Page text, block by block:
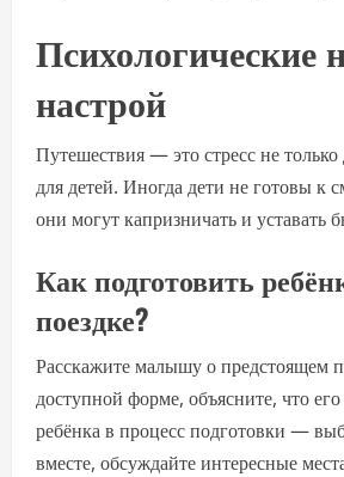
Психологические
настрой
Путешествия — это стресс не
для детей. Иногда дети не готовы к
они могут капризничать и уставать
Как подготовить
поездке?
Расскажите малышу о предстоящем
доступной форме, объясните, что
ребёнка в процесс подготовки —
вместе, обсуждайте интересные